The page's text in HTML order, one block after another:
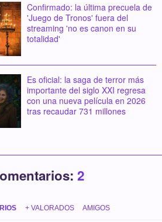
Confirmado: la última precuela de
'Juego de Tronos' fuera del
streaming 'no es canon en su
totalidad'
Es oficial: la saga de terror más
importante del siglo XXI regresa
con una nueva película en 2026
tras recaudar 731 millones
2
+ VALORADOS AMIGOS